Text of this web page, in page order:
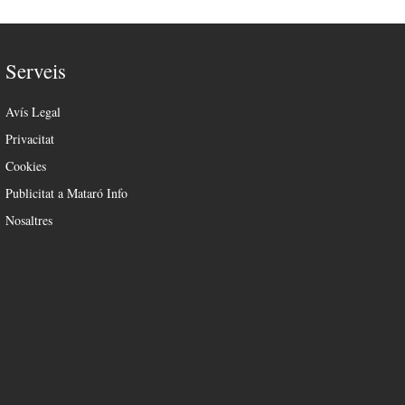
Serveis
Avís Legal
Privacitat
Cookies
Publicitat a Mataró Info
Nosaltres